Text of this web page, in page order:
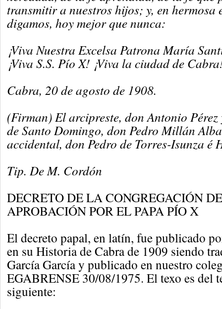
transmitir a nuestros hijos; y, en hermosa
digamos, hoy mejor que nunca:
¡Viva Nuestra Excelsa Patrona María
¡Viva S.S. Pío X! ¡Viva la ciudad de
Cabra, 20 de agosto de 1908.
(Firman) El arcipreste, don Antonio
de Santo Domingo, don Pedro Millán
accidental, don Pedro de Torres-Isunza é
Tip. De M. Cordón
DECRETO DE LA CONGREGACIÓN
APROBACIÓN POR EL PAPA PÍO X
El decreto papal, en latín, fue publicado
en su Historia de Cabra de 1909 siendo
García García y publicado en nuestro
EGABRENSE 30/08/1975. El texo es del
siguiente: